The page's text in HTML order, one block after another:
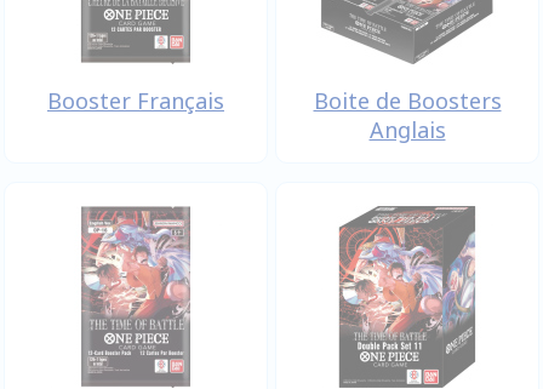
Booster Français
Boite de Boosters
Anglais